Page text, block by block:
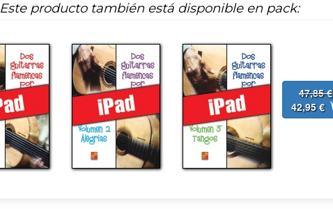
Este producto también está disponible en pack:
47,85 €
42,95 €